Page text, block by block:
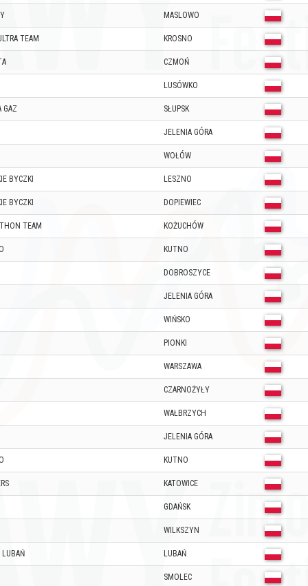
MASLOWO
TEAM KROSNO
CZMOŃ
LUSÓWKO
GAZ SŁUPSK
JELENIA GÓRA
WOŁÓW
BYCZKI LESZNO
BYCZKI DOPIEWIEC
TEAM KOŻUCHÓW
KUTNO
DOBROSZYCE
JELENIA GÓRA
WIŃSKO
PIONKI
WARSZAWA
CZARNOŻYŁY
WAŁBRZYCH
JELENIA GÓRA
KUTNO
KATOWICE
GDAŃSK
WILKSZYN
LUBAŃ LUBAŃ
SMOLEC